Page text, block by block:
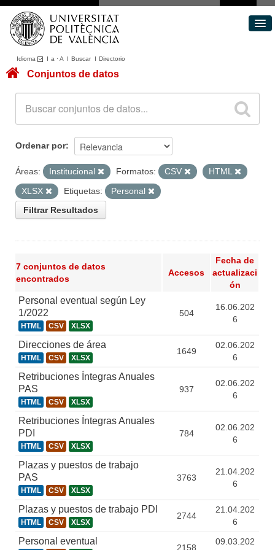
Idioma I a ·A I BuscarI Directorio
Conjuntos de datos
Acerca de
Portal de Transparencia
Conjuntos de datos
Ordenar por
Áreas: Institucional Formatos: CSV
HTML
XLSX
Etiquetas:
Personal
Filtrar Resultados
7 conjuntos de datos
encontrados
Accesos
Fecha de
actualizaci
ón
Personal eventual según Ley
1/2022
HTML CSV XLSX
504
16.06.202
6
Direcciones de área
HTML CSV XLSX
1649
02.06.202
6
Retribuciones Íntegras Anuales
PAS
HTML CSV XLSX
937
02.06.202
6
Retribuciones Íntegras Anuales
PDI
HTML CSV XLSX
784
02.06.202
6
Plazas y puestos de trabajo
PAS
HTML CSV XLSX
3763
21.04.202
6
Plazas y puestos de trabajo PDI
HTML CSV XLSX
2744
21.04.202
6
Personal eventual
2158
09.03.202